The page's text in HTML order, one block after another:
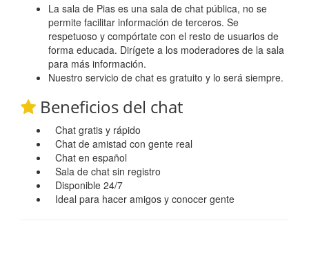
La sala de Pias es una sala de chat pública, no se
permite facilitar información de terceros. Se
respetuoso y compórtate con el resto de usuarios de
forma educada. Dirígete a los moderadores de la sala
para más información.
Nuestro servicio de chat es gratuito y lo será siempre.
Beneficios del chat
Chat gratis y rápido
Chat de amistad con gente real
Chat en español
Sala de chat sin registro
Disponible 24/7
Ideal para hacer amigos y conocer gente